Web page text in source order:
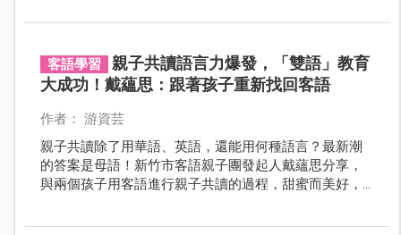
客語學習
親子共讀語言力爆發，「雙語」教育
大成功！戴蘊思：跟著孩子重新找回客語
作者： 游資芸
親子共讀除了用華語、英語，還能用何種語言？最新潮
的答案是母語！新竹市客語親子團發起人戴蘊思分享，
與兩個孩子用客語進行親子共讀的過程，甜蜜而美好，